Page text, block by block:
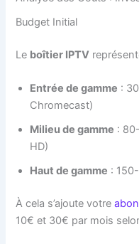
Budget Initial
Le boîtier IPTV
Entrée de gamme :
Chromecast)
Milieu de gamme :
HD)
Haut de gamme :
À cela s’ajoute votre
10€ et 30€ par mois